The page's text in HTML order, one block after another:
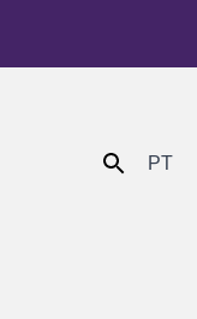
Enviar PT